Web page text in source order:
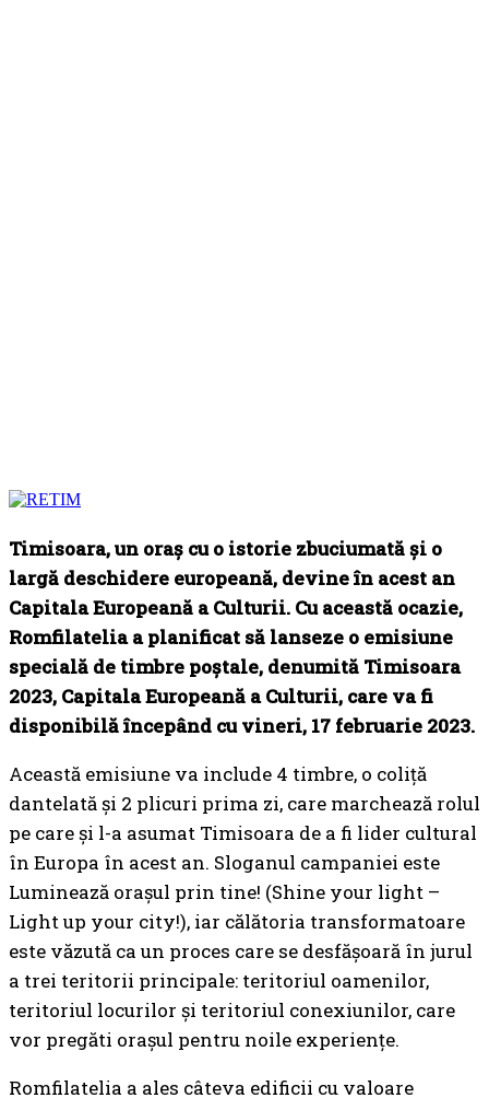
Timisoara, un oraș cu o istorie zbuciumată și o
largă deschidere europeană, devine în acest an
Capitala Europeană a Culturii. Cu această ocazie,
Romfilatelia a planificat să lanseze o emisiune
specială de timbre poștale, denumită Timisoara
2023, Capitala Europeană a Culturii, care va fi
disponibilă începând cu vineri, 17 februarie 2023.
Această emisiune va include 4 timbre, o coliță
dantelată și 2 plicuri prima zi, care marchează rolul
pe care și l-a asumat Timisoara de a fi lider cultural
în Europa în acest an. Sloganul campaniei este
Luminează orașul prin tine! (Shine your light –
Light up your city!), iar călătoria transformatoare
este văzută ca un proces care se desfășoară în jurul
a trei teritorii principale: teritoriul oamenilor,
teritoriul locurilor și teritoriul conexiunilor, care
vor pregăti orașul pentru noile experiențe.
Romfilatelia a ales câteva edificii cu valoare